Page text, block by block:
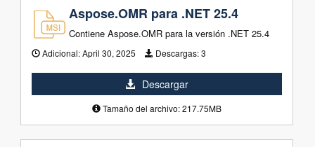
Aspose.OMR para .NET 25.4
Contiene Aspose.OMR para la versión .NET 25.4
Adicional:April 30, 2025 Descargas:3
Descargar
Tamaño del archivo: 217.75MB